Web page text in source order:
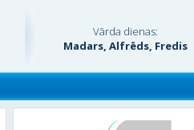
Vārda dienas:
Madars, Alfrēds, Fredis